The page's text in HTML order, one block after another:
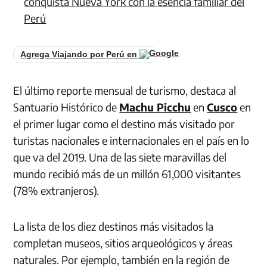
Perú
Agrega Viajando por Perú en
El último reporte mensual de turismo, destaca al
Santuario Histórico de Machu Picchu enCuscoen
el primer lugar como el destino más visitado por
turistas nacionales e internacionales en el país en lo
que va del 2019. Una de las siete maravillas del
mundo recibió más de un millón 61,000 visitantes
(78% extranjeros).
La lista de los diez destinos más visitados la
completan museos, sitios arqueológicos y áreas
naturales. Por ejemplo, también en la región de